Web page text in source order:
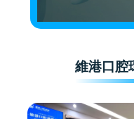
維港口腔